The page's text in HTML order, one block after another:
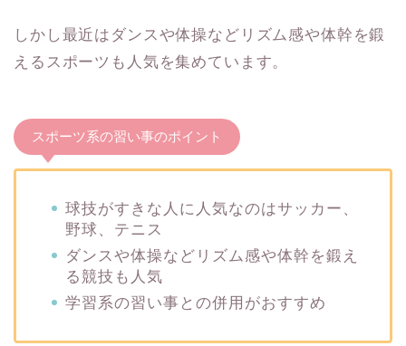
しかし最近はダンスや体操などリズム感や体幹を鍛
えるスポーツも人気を集めています。
スポーツ系の習い事のポイント
球技がすきな人に人気なのはサッカー、
野球、テニス
ダンスや体操などリズム感や体幹を鍛え
る競技も人気
学習系の習い事との併用がおすすめ